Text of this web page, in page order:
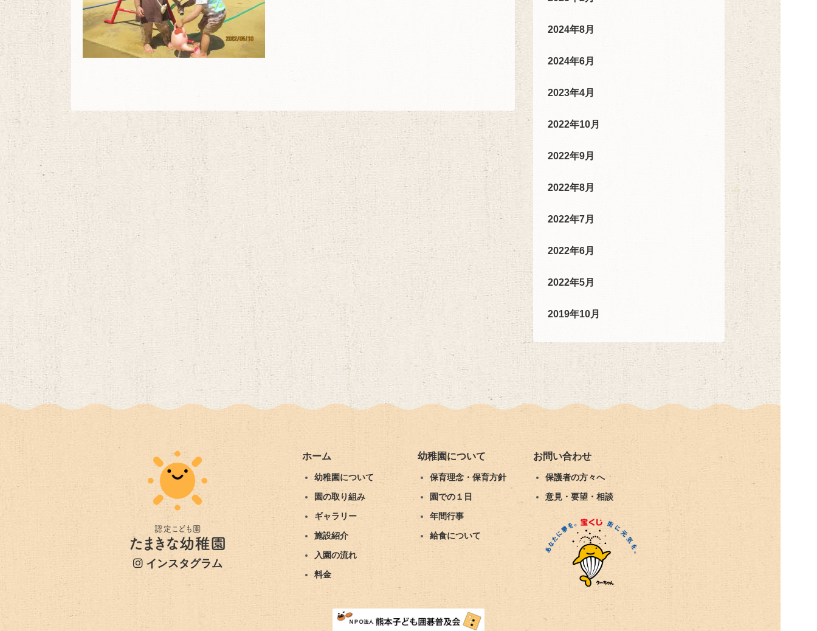
2024年8月
2024年6月
2023年4月
2022年10月
2022年9月
2022年8月
2022年7月
2022年6月
2022年5月
2019年10月
インスタグラム
ホーム
幼稚園について
園の取り組み
ギャラリー
施設紹介
入園の流れ
料金
幼稚園について
保育理念・保育方針
園での１日
年間行事
給食について
お問い合わせ
保護者の方々へ
意見・要望・相談